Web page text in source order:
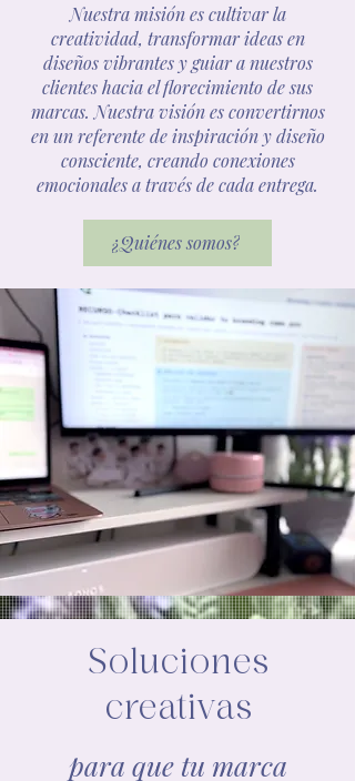
Nuestra misión es cultivar la
creatividad, transformar ideas en
diseños vibrantes y guiar a nuestros
clientes hacia el florecimiento de sus
marcas. Nuestra visión es convertirnos
en un referente de inspiración y diseño
consciente, creando conexiones
emocionales a través de cada entrega.
¿Quiénes somos?
Soluciones
creativas
para que tu marca